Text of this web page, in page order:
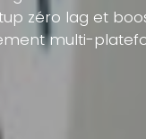
zéro lag et
multi-